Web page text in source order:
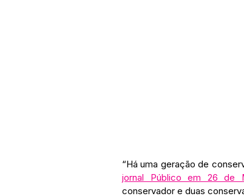
jornal Público em 26 de
conservador e duas